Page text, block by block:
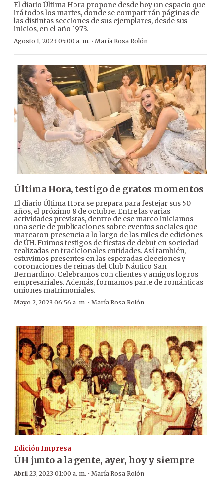
El diario Última Hora propone desde hoy un espacio que
irá todos los martes, donde se compartirán páginas de
las distintas secciones de sus ejemplares, desde sus
inicios, en el año 1973.
Agosto 1, 2023 05:00 a. m. · María Rosa Rolón
Última Hora, testigo de gratos momentos
El diario Última Hora se prepara para festejar sus 50
años, el próximo 8 de octubre. Entre las varias
actividades previstas, dentro de ese marco iniciamos
una serie de publicaciones sobre eventos sociales que
marcaron presencia a lo largo de las miles de ediciones
de ÚH. Fuimos testigos de fiestas de debut en sociedad
realizadas en tradicionales entidades. Así también,
estuvimos presentes en las esperadas elecciones y
coronaciones de reinas del Club Náutico San
Bernardino. Celebramos con clientes y amigos logros
empresariales. Además, formamos parte de románticas
uniones matrimoniales.
Mayo 2, 2023 06:56 a. m. · María Rosa Rolón
Edición Impresa
ÚH junto a la gente, ayer, hoy y siempre
Abril 23, 2023 01:00 a. m. · María Rosa Rolón